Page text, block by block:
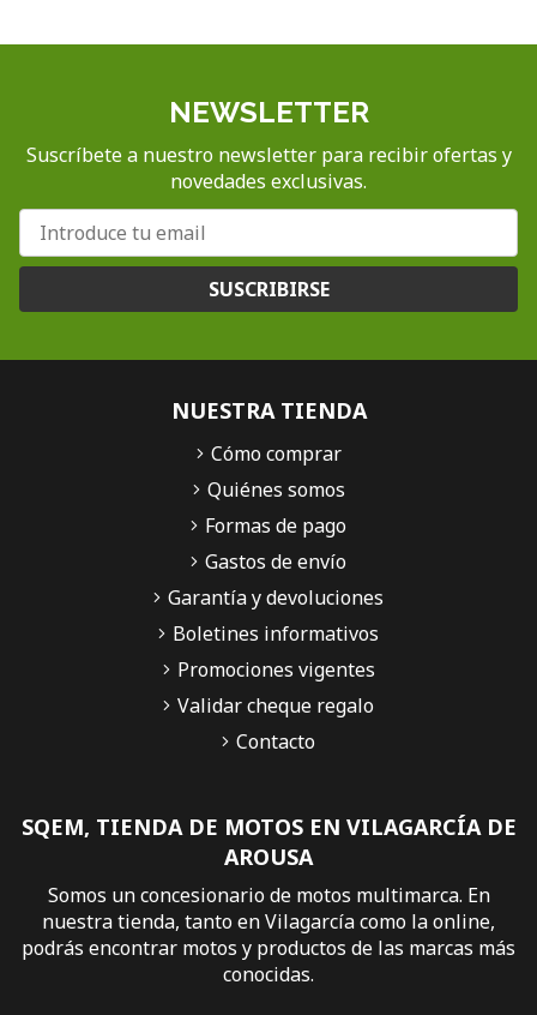
NEWSLETTER
Suscríbete a nuestro newsletter para recibir ofertas y
novedades exclusivas.
SUSCRIBIRSE
SQEM, TIENDA DE MOTOS EN VILAGARCÍA DE
AROUSA
Somos un concesionario de motos multimarca. En
nuestra tienda, tanto en Vilagarcía como la online,
podrás encontrar motos y productos de las marcas más
conocidas.
NUESTRA TIENDA
Cómo comprar
Quiénes somos
Formas de pago
Gastos de envío
Garantía y devoluciones
Boletines informativos
Promociones vigentes
Validar cheque regalo
Contacto